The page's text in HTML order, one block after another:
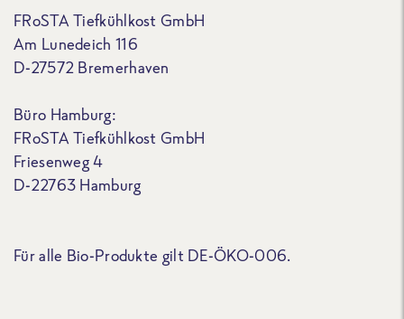
FRoSTA Tiefkühlkost GmbH
Am Lunedeich 116
D-27572 Bremerhaven
Büro Hamburg:
FRoSTA Tiefkühlkost GmbH
Friesenweg 4
D-22763 Hamburg
Für alle Bio-Produkte gilt DE-ÖKO-006.